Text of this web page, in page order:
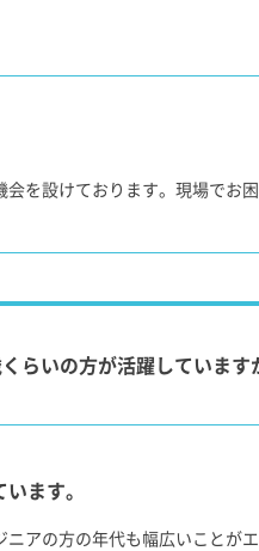
を設けております。現場でお
らいの方が活躍しています
ます。
アの方の年代も幅広いこと